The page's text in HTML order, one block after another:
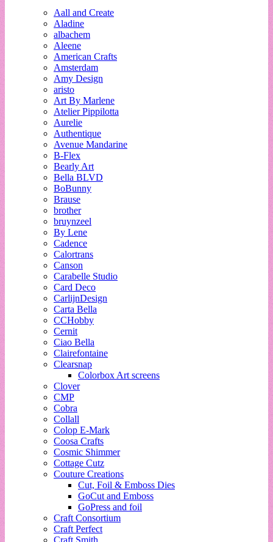
Aall and Create
Aladine
albachem
Aleene
American Crafts
Amsterdam
Amy Design
aristo
Art By Marlene
Atelier Pippilotta
Aurelie
Authentique
Avenue Mandarine
B-Flex
Bearly Art
Bella BLVD
BoBunny
Brause
brother
bruynzeel
By Lene
Cadence
Calortrans
Canson
Carabelle Studio
Card Deco
CarlijnDesign
Carta Bella
CCHobby
Cernit
Ciao Bella
Clairefontaine
Clearsnap
Colorbox Art screens
Clover
CMP
Cobra
Collall
Colop E-Mark
Coosa Crafts
Cosmic Shimmer
Cottage Cutz
Couture Creations
Cut, Foil & Emboss Dies
GoCut and Emboss
GoPress and foil
Craft Consortium
Craft Perfect
Craft Smith